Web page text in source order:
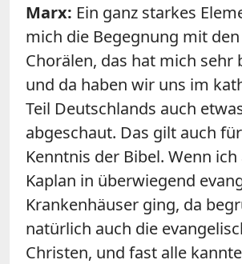
Marx: Ein ganz starkes
mich die Begegnung mit
Chorälen, das hat mich sehr
und da haben wir uns im
Teil Deutschlands auch
abgeschaut. Das gilt auch
Kenntnis der Bibel. Wenn
Kaplan in überwiegend
Krankenhäuser ging, da
natürlich auch die
Christen, und fast alle